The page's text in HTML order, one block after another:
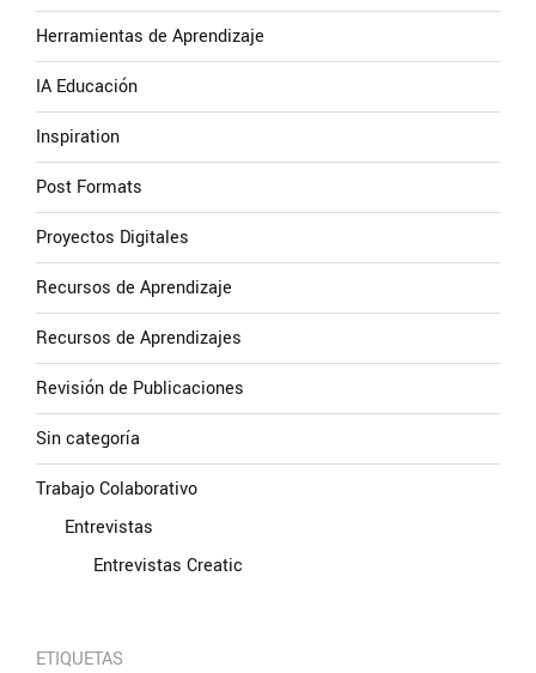
Herramientas de Aprendizaje
IA Educación
Inspiration
Post Formats
Proyectos Digitales
Recursos de Aprendizaje
Recursos de Aprendizajes
Revisión de Publicaciones
Sin categoría
Trabajo Colaborativo
Entrevistas
Entrevistas Creatic
ETIQUETAS